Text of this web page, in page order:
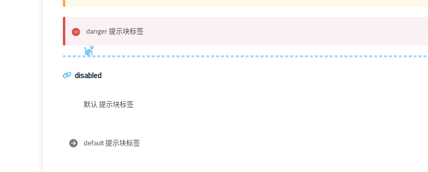
danger 提示块标签
disabled
默认 提示块标签
default 提示块标签